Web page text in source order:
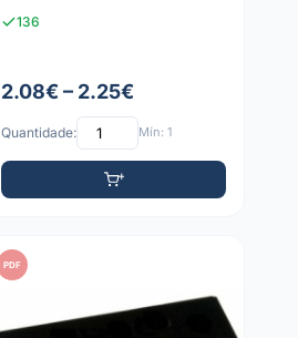
136
2.08€ – 2.25€
Quantidade: Mín: 1
PDF